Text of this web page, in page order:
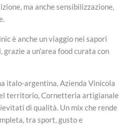
ma anche sensibilizzazione,
è anche un viaggio nei sapori
a un’area food curata con
italo-argentina, Azienda Vinicola
territorio, Cornetteria artigianale
di qualità. Un mix che rende
tra sport, gusto e